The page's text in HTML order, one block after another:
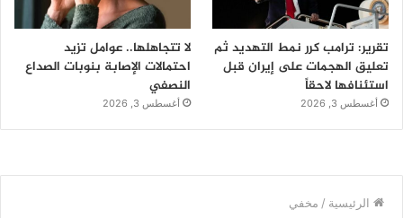
تقرير: ترامب كرر نمط التهديد ثم
تعليق الهجمات على إيران قبل
استئنافها لاحقاً
أغسطس 3, 2026
لا تتجاهلها.. عوامل تزيد
احتمالات الإصابة بنوبات الصداع
النصفي
أغسطس 3, 2026